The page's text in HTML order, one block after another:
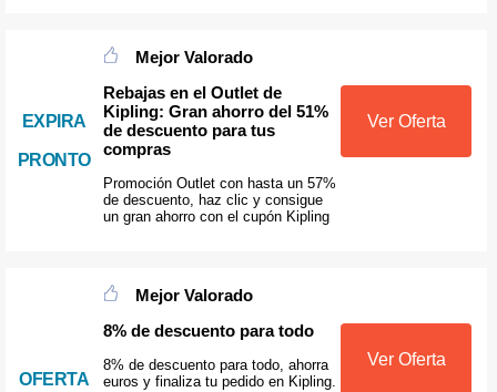
EXPIRA
PRONTO
Mejor Valorado
Rebajas en el Outlet de
Kipling: Gran ahorro del 51%
de descuento para tus
compras
Promoción Outlet con hasta un 57%
de descuento, haz clic y consigue
un gran ahorro con el cupón Kipling
Ver Oferta
OFERTA
Mejor Valorado
8% de descuento para todo
8% de descuento para todo, ahorra
euros y finaliza tu pedido en Kipling.
Ver Oferta